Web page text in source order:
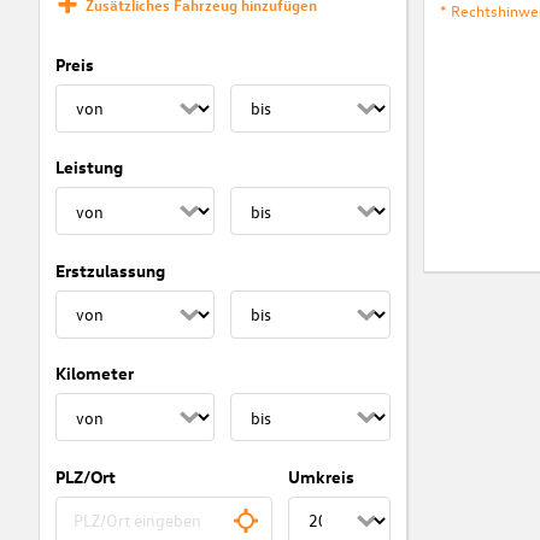
Preis
Leistung
Erstzulassung
Kilometer
PLZ/Ort Umkreis
*